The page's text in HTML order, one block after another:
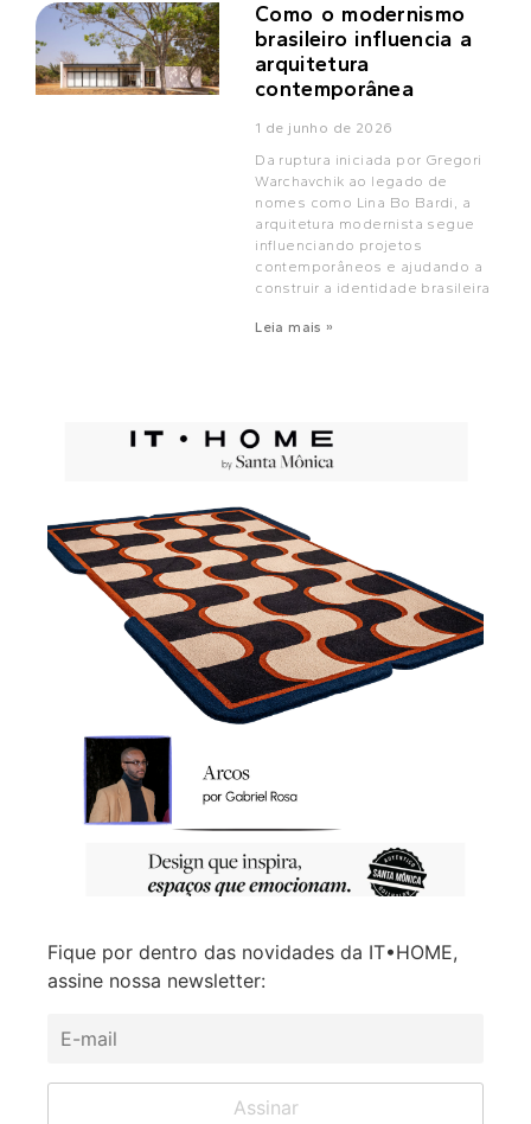
Como o modernismo
brasileiro influencia a
arquitetura
contemporânea
1 de junho de 2026
Da ruptura iniciada por Gregori
Warchavchik ao legado de
nomes como Lina Bo Bardi, a
arquitetura modernista segue
influenciando projetos
contemporâneos e ajudando a
construir a identidade brasileira
Leia mais »
Fique por dentro das novidades da IT•HOME,
assine nossa newsletter: